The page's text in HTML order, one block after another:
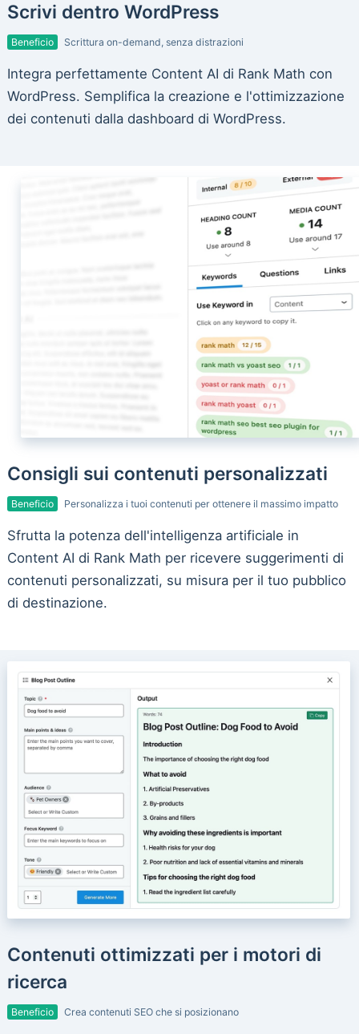
Scrivi dentro WordPress
Beneficio Scrittura on-demand, senza distrazioni
Integra perfettamente Content AI di Rank Math con
WordPress. Semplifica la creazione e l'ottimizzazione
dei contenuti dalla dashboard di WordPress.
Consigli sui contenuti personalizzati
Beneficio Personalizza i tuoi contenuti per ottenere il massimo impatto
Sfrutta la potenza dell'intelligenza artificiale in
Content AI di Rank Math per ricevere suggerimenti di
contenuti personalizzati, su misura per il tuo pubblico
di destinazione.
Contenuti ottimizzati per i motori di
ricerca
Beneficio Crea contenuti SEO che si posizionano